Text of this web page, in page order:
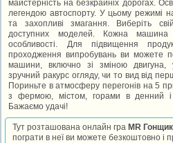
майстерність на безкрайніх дорогах.
легендою автоспорту. У цьому режимі
та захопливі змагання. Виберіть
доступних моделей. Кожна машина
особливості. Для підвищення
проходження випробувань ви можете
машини, включно зі зміною двигуна,
зручний ракурс огляду, чи то вид від
Пориньте в атмосферу перегонів на 5
з фермою, містом, горами в денний
Бажаємо удачі!
Тут розташована онлайн гра MR
пограти в неї ви можете безкоштовно і